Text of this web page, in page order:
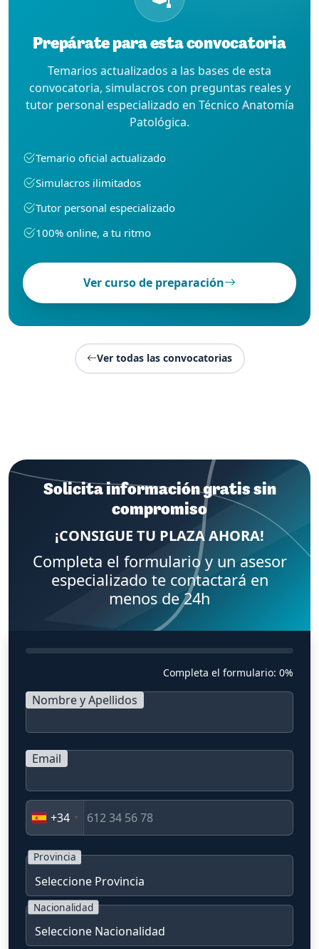
Prepárate para esta convocatoria
Temarios actualizados a las bases de esta
convocatoria, simulacros con preguntas reales y
tutor personal especializado en Técnico Anatomía
Patológica.
Temario oficial actualizado
Simulacros ilimitados
Tutor personal especializado
100% online, a tu ritmo
Ver curso de preparación
Ver todas las convocatorias
Solicita información gratis sin
compromiso
¡CONSIGUE TU PLAZA AHORA!
Completa el formulario y un asesor
especializado te contactará en
menos de 24h
Completa el formulario: 0%
Nombre y Apellidos
Email
+34
Provincia
Nacionalidad